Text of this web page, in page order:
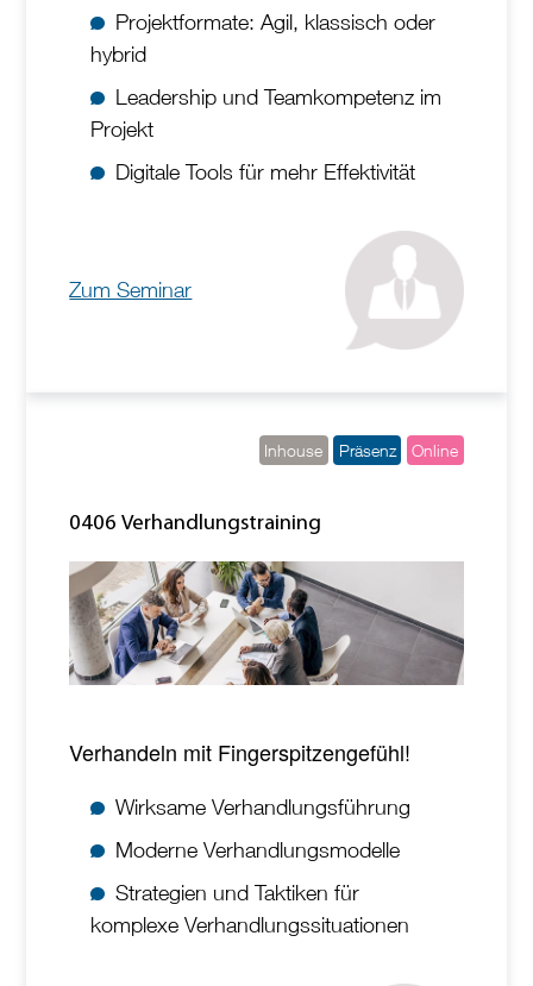
Projektformate: Agil, klassisch oder
hybrid
Leadership und Teamkompetenz im
Projekt
Digitale Tools für mehr Effektivität
Zum Seminar
Inhouse Präsenz Online
0406 Verhandlungstraining
Verhandeln mit Fingerspitzengefühl!
Wirksame Verhandlungsführung
Moderne Verhandlungsmodelle
Strategien und Taktiken für
komplexe Verhandlungssituationen